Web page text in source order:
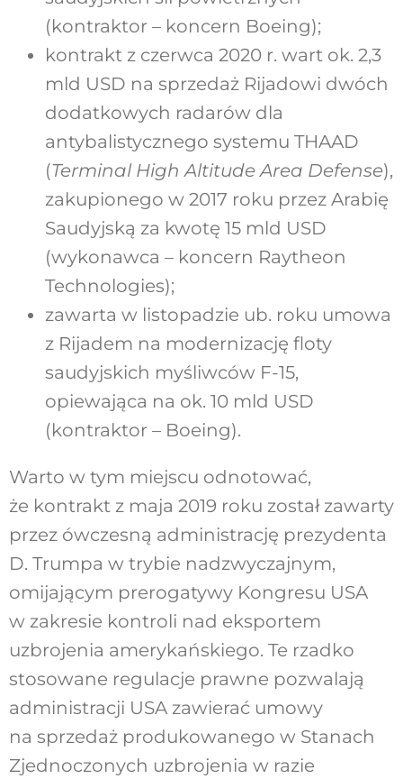
(kontraktor – koncern Boeing);
kontrakt z czerwca 2020 r. wart ok. 2,3
mld USD na sprzedaż Rijadowi dwóch
dodatkowych radarów dla
antybalistycznego systemu THAAD
(Terminal High Altitude Area Defense),
zakupionego w 2017 roku przez Arabię
Saudyjską za kwotę 15 mld USD
(wykonawca – koncern Raytheon
Technologies);
zawarta w listopadzie ub. roku umowa
z Rijadem na modernizację floty
saudyjskich myśliwców F-15,
opiewająca na ok. 10 mld USD
(kontraktor – Boeing).
Warto w tym miejscu odnotować,
że kontrakt z maja 2019 roku został zawarty
przez ówczesną administrację prezydenta
D. Trumpa w trybie nadzwyczajnym,
omijającym prerogatywy Kongresu USA
w zakresie kontroli nad eksportem
uzbrojenia amerykańskiego. Te rzadko
stosowane regulacje prawne pozwalają
administracji USA zawierać umowy
na sprzedaż produkowanego w Stanach
Zjednoczonych uzbrojenia w razie